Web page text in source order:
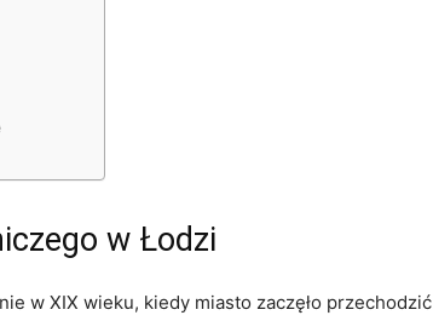
w Łodzi
w XIX wieku, kiedy miasto zaczęło przechodzić